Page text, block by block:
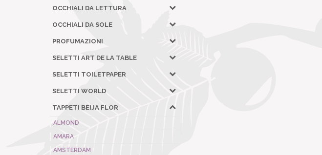
OCCHIALI DA LETTURA
OCCHIALI DA SOLE
PROFUMAZIONI
SELETTI ART DE LA TABLE
SELETTI TOILETPAPER
SELETTI WORLD
TAPPETI BEIJA FLOR
ALMOND
AMARA
AMSTERDAM